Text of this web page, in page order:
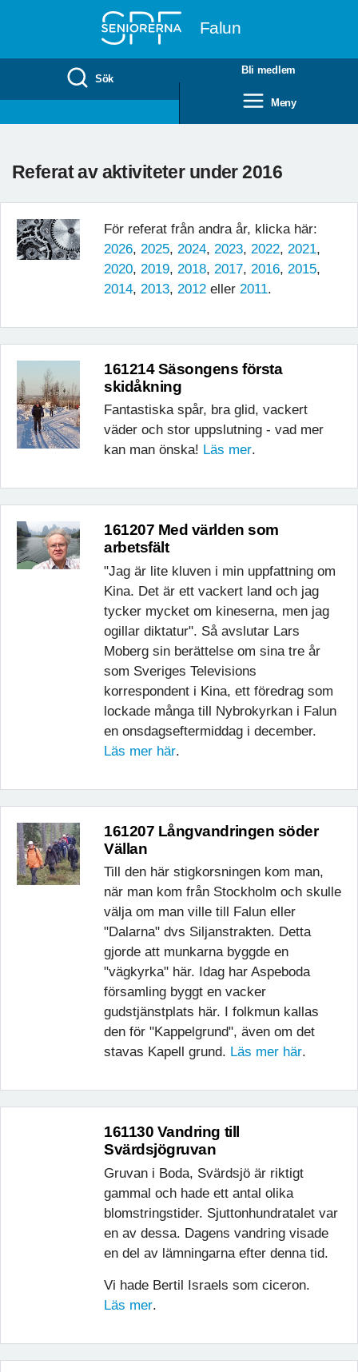
Falun
Sök
Bli medlem
Meny
Referat av aktiviteter under 2016
För referat från andra år, klicka här:
2026, 2025, 2024, 2023, 2022, 2021,
2020, 2019, 2018, 2017, 2016, 2015,
2014, 2013, 2012 eller 2011.
161214 Säsongens första
skidåkning
Fantastiska spår, bra glid, vackert
väder och stor uppslutning - vad mer
kan man önska! Läs mer.
161207 Med världen som
arbetsfält
"Jag är lite kluven i min uppfattning om
Kina. Det är ett vackert land och jag
tycker mycket om kineserna, men jag
ogillar diktatur". Så avslutar Lars
Moberg sin berättelse om sina tre år
som Sveriges Televisions
korrespondent i Kina, ett föredrag som
lockade många till Nybrokyrkan i Falun
en onsdagseftermiddag i december.
Läs mer här.
161207 Långvandringen söder
Vällan
Till den här stigkorsningen kom man,
när man kom från Stockholm och skulle
välja om man ville till Falun eller
"Dalarna" dvs Siljanstrakten. Detta
gjorde att munkarna byggde en
"vägkyrka" här. Idag har Aspeboda
församling byggt en vacker
gudstjänstplats här. I folkmun kallas
den för "Kappelgrund", även om det
stavas Kapell grund. Läs mer här.
161130 Vandring till
Svärdsjögruvan
Gruvan i Boda, Svärdsjö är riktigt
gammal och hade ett antal olika
blomstringstider. Sjuttonhundratalet var
en av dessa. Dagens vandring visade
en del av lämningarna efter denna tid.
Vi hade Bertil Israels som ciceron.
Läs mer.